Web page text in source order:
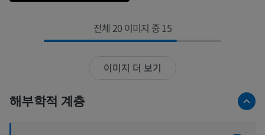
전체 20 이미지 중 15
이미지 더 보기
해부학적 계층